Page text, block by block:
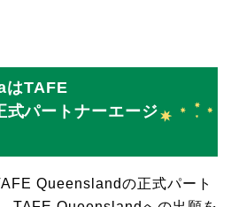
はTAFE
パートナーエージ
Queenslandの正式パート